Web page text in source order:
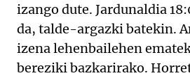
izango dute. Jardunaldia
da, talde-argazki batekin.
izena lehenbailehen
bereziki bazkarirako.